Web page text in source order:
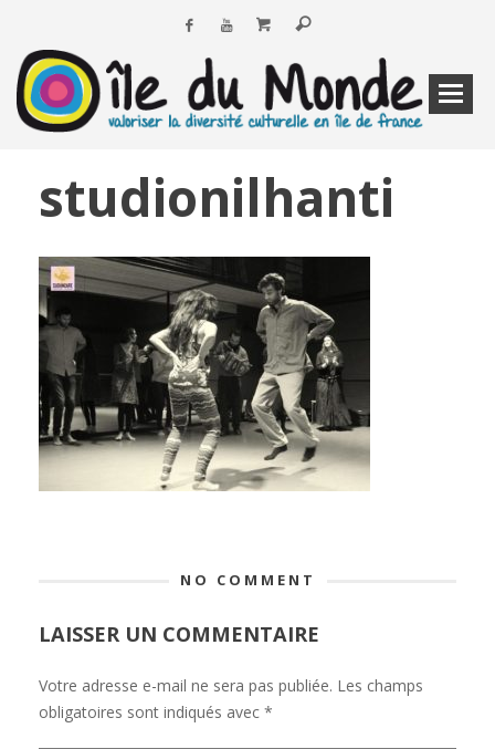
studionilhanti
NO COMMENT
LAISSER UN COMMENTAIRE
Votre adresse e-mail ne sera pas publiée. Les champs
obligatoires sont indiqués avec *